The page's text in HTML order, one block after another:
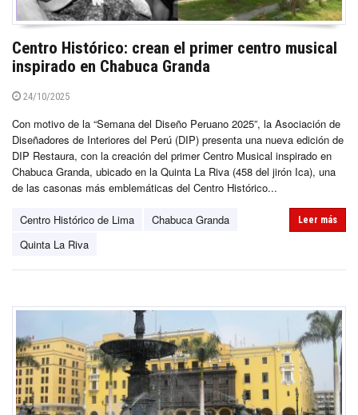
Centro Histórico: crean el primer centro musical
inspirado en Chabuca Granda
24/10/2025
Con motivo de la “Semana del Diseño Peruano 2025”, la Asociación de
Diseñadores de Interiores del Perú (DIP) presenta una nueva edición de
DIP Restaura, con la creación del primer Centro Musical inspirado en
Chabuca Granda, ubicado en la Quinta La Riva (458 del jirón Ica), una
de las casonas más emblemáticas del Centro Histórico...
Centro Histórico de Lima
Chabuca Granda
Quinta La Riva
Leer más